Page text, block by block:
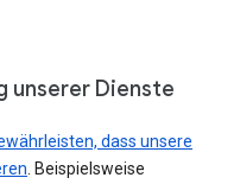
unserer Dienste
dass unsere
. Beispielsweise